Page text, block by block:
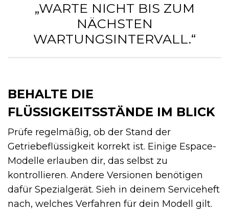
„WARTE NICHT BIS ZUM
NÄCHSTEN
WARTUNGSINTERVALL.“
BEHALTE DIE
FLÜSSIGKEITSSTÄNDE IM BLICK
Prüfe regelmäßig, ob der Stand der
Getriebeflüssigkeit korrekt ist. Einige Espace-
Modelle erlauben dir, das selbst zu
kontrollieren. Andere Versionen benötigen
dafür Spezialgerät. Sieh in deinem Serviceheft
nach, welches Verfahren für dein Modell gilt.